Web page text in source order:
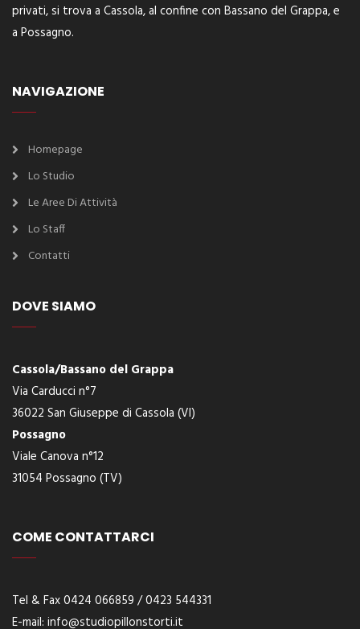
privati, si trova a Cassola, al confine con Bassano del Grappa, e
a Possagno.
NAVIGAZIONE
Homepage
Lo Studio
Le Aree Di Attività
Lo Staff
Contatti
DOVE SIAMO
Cassola/Bassano del Grappa
Via Carducci n°7
36022 San Giuseppe di Cassola (VI)
Possagno
Viale Canova n°12
31054 Possagno (TV)
COME CONTATTARCI
Tel & Fax 0424 066859 / 0423 544331
E-mail: info@studiopillonstorti.it